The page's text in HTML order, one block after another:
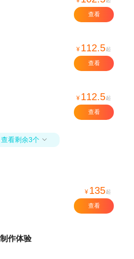
查看
¥ 112.5起
查看
¥ 112.5起
查看
查看剩余3个 
¥ 135起
查看
作体验